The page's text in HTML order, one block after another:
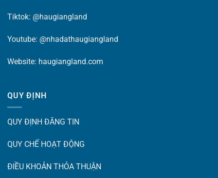
Tiktok: @haugiangland
Youtube: @nhadathaugiangland
Website: haugiangland.com
QUY ĐỊNH
QUY ĐỊNH ĐĂNG TIN
QUY CHẾ HOẠT ĐỘNG
ĐIỀU KHOẢN THỎA THUẬN